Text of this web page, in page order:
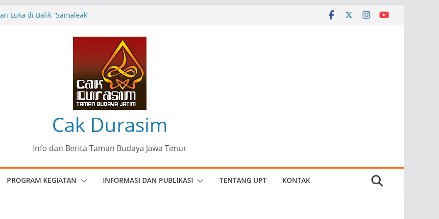
Luka di Balik “Samaleak”
Ungkapan Kritis Tentang Derita
Patria Seni Rupa Kota Blitar :
Menjadi Mantra Perlawanan
Cak Durasim
Info dan Berita Taman Budaya Jawa Timur
PROGRAM KEGIATAN INFORMASI DAN PUBLIKASI TENTANG UPT KONTAK